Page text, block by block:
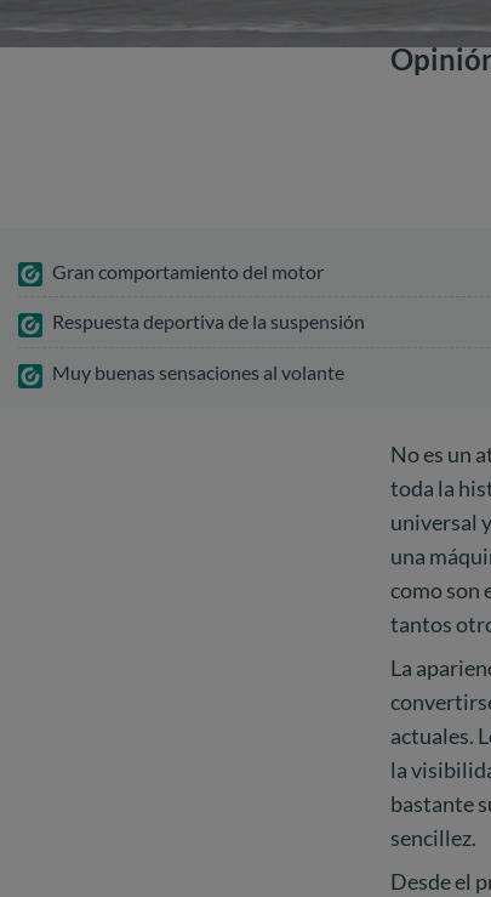
Gran comportamiento del motor
Respuesta deportiva de la suspensión
Muy buenas sensaciones al volante
No es un
toda la
universal
una
como son
tantos
La
actuales.
la
bastante
sencillez.
Desde el